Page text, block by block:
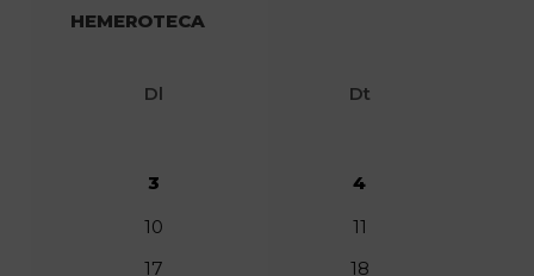
HEMEROTECA
Dl Dt
3
4
10
11
17
18